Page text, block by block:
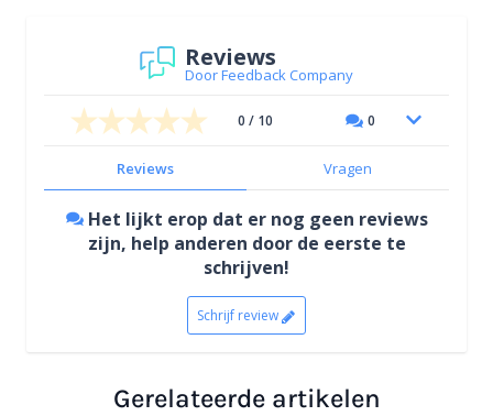
Reviews
Door Feedback Company
0 / 10 0
Reviews Vragen
Het lijkt erop dat er nog geen reviews
zijn, help anderen door de eerste te
schrijven!
Schrijf review
Gerelateerde artikelen